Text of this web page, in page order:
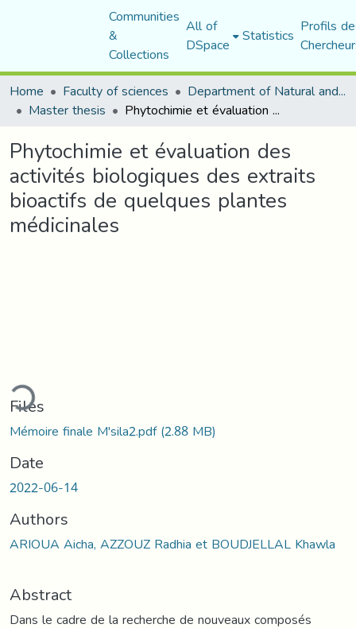
Communities
&
Collections
All of
DSpace Statistics Profils
Home
Faculty of sciences Department of Natural and Life Sciences
Master thesis Phytochimie et évaluation des activités biologiques des extraits bioactifs de quelques plantes médicinales
Phytochimie et évaluation des
activités biologiques des extraits
bioactifs de quelques plantes
médicinales
Files
Mémoire finale M'sila2.pdf(2.88 MB)
Date
2022-06-14
Authors
ARIOUA Aicha, AZZOUZ Radhia et BOUDJELLAL Khawla
Abstract
Dans le cadre de la recherche de nouveaux composés